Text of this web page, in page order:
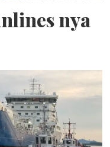
nya